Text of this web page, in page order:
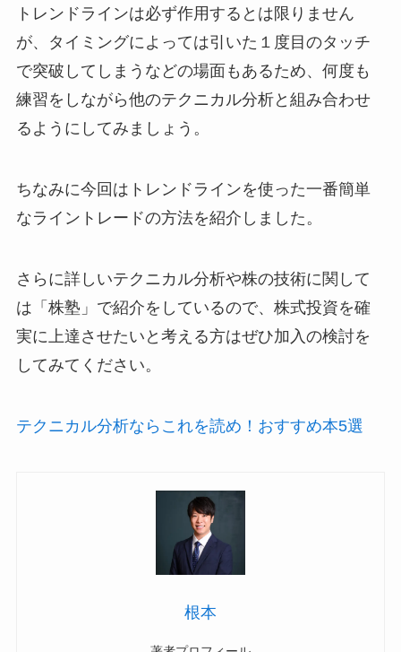
トレンドラインは必ず作用するとは限りません
が、タイミングによっては引いた１度目のタッチ
で突破してしまうなどの場面もあるため、何度も
練習をしながら他のテクニカル分析と組み合わせ
るようにしてみましょう。
ちなみに今回はトレンドラインを使った一番簡単
なライントレードの方法を紹介しました。
さらに詳しいテクニカル分析や株の技術に関して
は「株塾」で紹介をしているので、株式投資を確
実に上達させたいと考える方はぜひ加入の検討を
してみてください。
テクニカル分析ならこれを読め！おすすめ本5選
根本